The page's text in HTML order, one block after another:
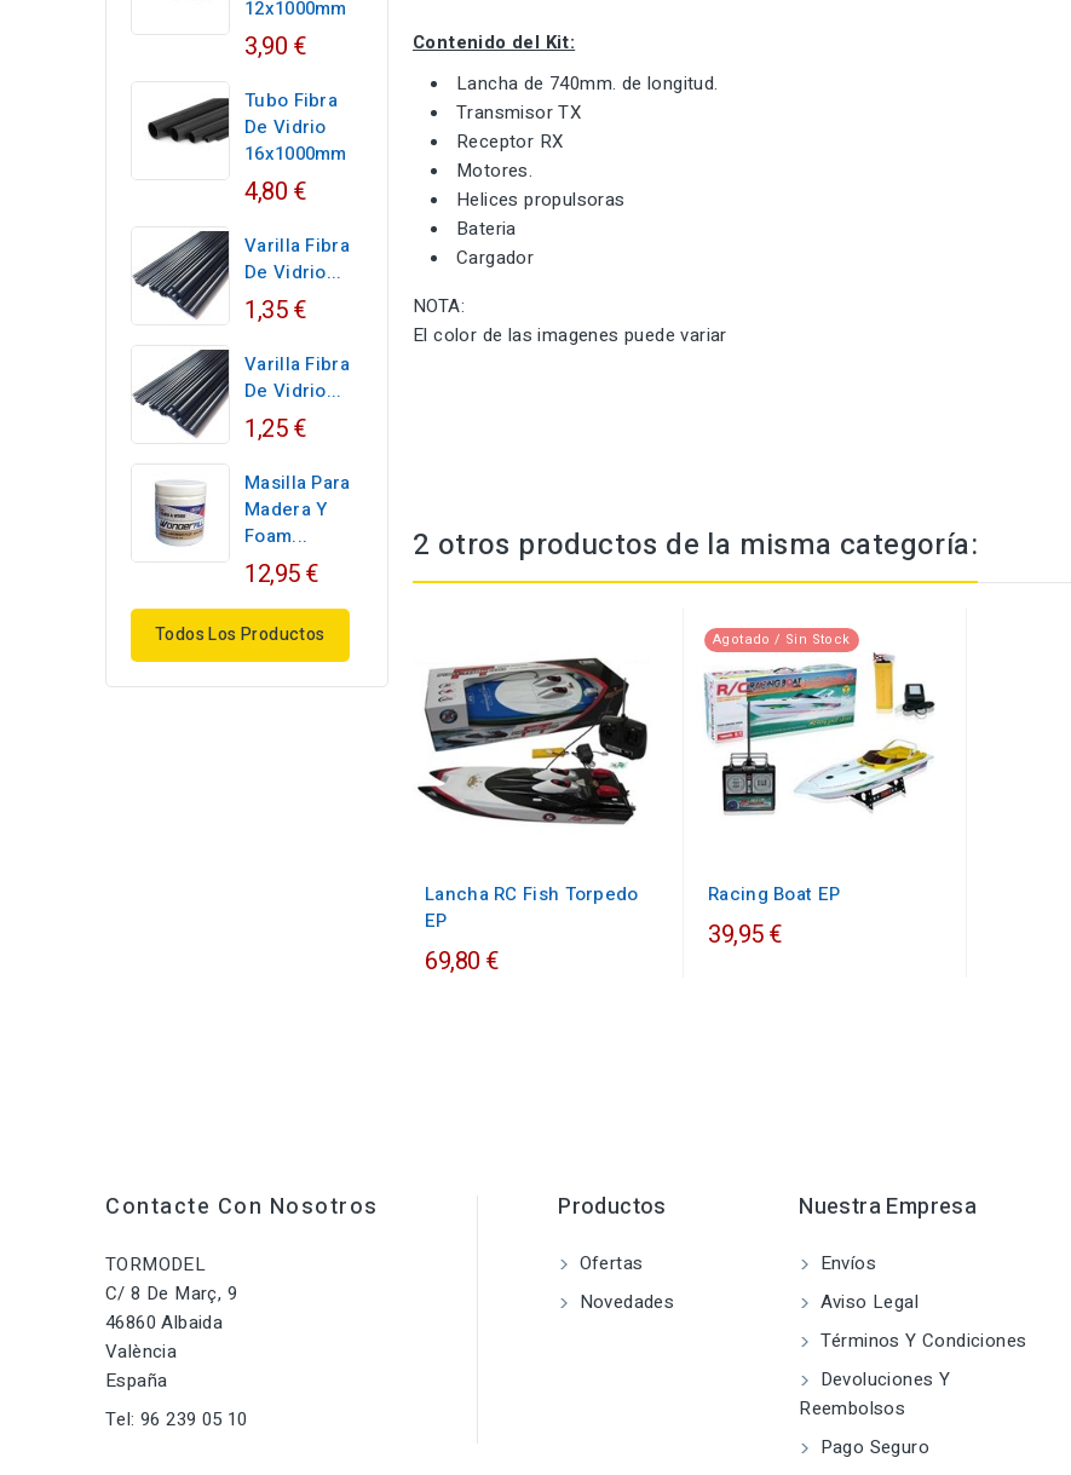
12x1000mm
3,90 €
Tubo Fibra
De Vidrio
16x1000mm
4,80 €
Varilla Fibra
De Vidrio...
1,35 €
Varilla Fibra
De Vidrio...
1,25 €
Masilla Para
Madera Y
Foam...
12,95 €
Todos Los Productos
Contenido del Kit:
Lancha de 740mm. de longitud.
Transmisor TX
Receptor RX
Motores.
Helices propulsoras
Bateria
Cargador
NOTA:
El color de las imagenes puede variar
2 otros productos de la misma categoría:
Lancha RC Fish Torpedo
EP
69,80 €
Agotado / Sin Stock
Racing Boat EP
39,95 €
Contacte Con Nosotros
TORMODEL
C/ 8 De Març, 9
46860 Albaida
València
España
Tel: 96 239 05 10
Productos
Ofertas
Novedades
Nuestra Empresa
Envíos
Aviso Legal
Términos Y Condiciones
Devoluciones Y
Reembolsos
Pago Seguro